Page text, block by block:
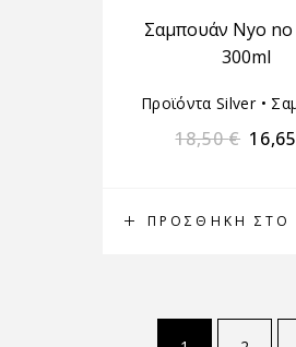
ΠΡΟΣΘΉΚΗ ΣΤΟ
Σαμπουάν Nyo no
300ml
Προϊόντα Silver•
18,50€ 16,65